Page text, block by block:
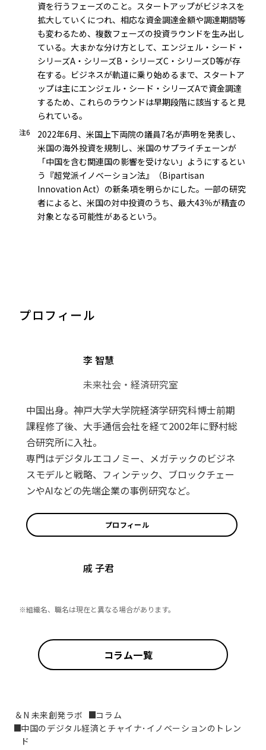
資を行うフェーズのこと。スタートアップがビジネスを
拡大していくにつれ、相応な資金調達金額や調達期間等
も変わるため、複数フェーズの投資ラウンドを生み出し
ている。大まかな分け方として、エンジェル・シード・
シリーズA・シリーズB・シリーズC・シリーズD等が存
在する。ビジネスが軌道に乗り始めるまで、スタートア
ップは主にエンジェル・シード・シリーズAで資金調達
するため、これらのラウンドは早期段階に該当すると見
られている。
注6
2022年6月、米国上下両院の議員7名が声明を発表し、
米国の海外投資を規制し、米国のサプライチェーンが
「中国を含む関連国の影響を受けない」ようにするとい
う『超党派イノベーション法』（Bipartisan
Innovation Act）の新条項を明らかにした。一部の研究
者によると、米国の対中投資のうち、最大43％が精査の
対象となる可能性があるという。
プロフィール
李 智慧
未来社会・経済研究室
中国出身。神戸大学大学院経済学研究科博士前期
課程修了後、大手通信会社を経て2002年に野村総
合研究所に入社。
専門はデジタルエコノミー、メガテックのビジネ
スモデルと戦略、フィンテック、ブロックチェー
ンやAIなどの先端企業の事例研究など。
プロフィール
戚 子君
※組織名、職名は現在と異なる場合があります。
コラム一覧
＆N 未来創発ラボ
コラム
中国のデジタル経済とチャイナ･イノベーションのトレン
ド